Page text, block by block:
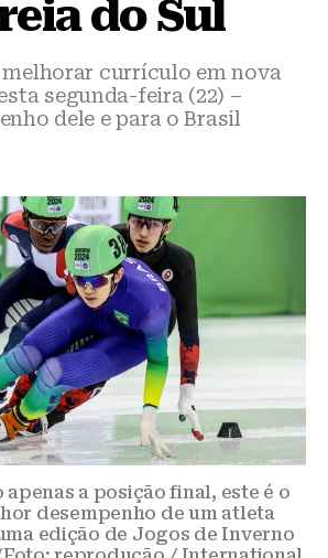
do Sul
currículo em nova
segunda-feira (22) –
dele e para o Brasil
a posição final, este é o
desempenho de um atleta
edição de Jogos de Inverno